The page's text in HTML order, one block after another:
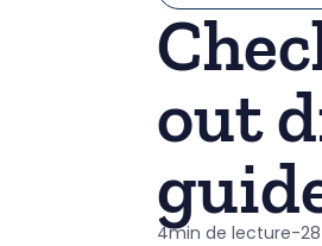
out
4min de lecture-